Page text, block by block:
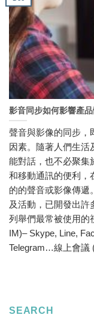
影音同步如何影響產
聲音與影像的同步，
因素。隨著人們生活
能對話，也不必聚集
和移動通訊的便利，
的的聲音或影像傳遞
及活動，已開發出
列舉們最常被使用的
IM)– Skype, Line,
Telegram…線上會議
SEARCH